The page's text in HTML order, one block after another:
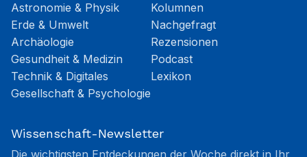
Astronomie & Physik
Erde & Umwelt
Archäologie
Gesundheit & Medizin
Technik & Digitales
Gesellschaft & Psychologie
Kolumnen
Nachgefragt
Rezensionen
Podcast
Lexikon
Wissenschaft-Newsletter
Die wichtigsten Entdeckungen der Woche direkt in Ihr